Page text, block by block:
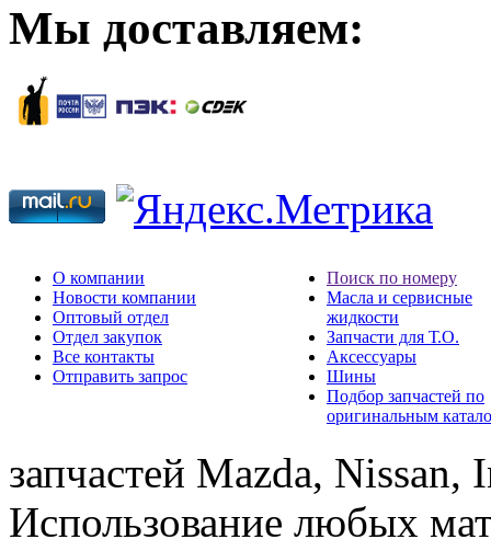
Мы доставляем:
О компании
Новости компании
Оптовый отдел
Отдел закупок
Все контакты
Отправить запрос
Поиск по номеру
Масла и сервисные
жидкости
Запчасти для Т.О.
Аксессуары
Шины
Подбор запчастей по
оригинальным
запчастей Mazda,
Использование любых